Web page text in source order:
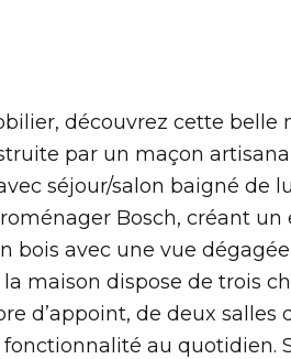
découvrez cette belle
par un maçon
séjour/salon baigné de
Bosch, créant un
bois avec une vue
maison dispose de trois
d’appoint, de deux salles
au quotidien.